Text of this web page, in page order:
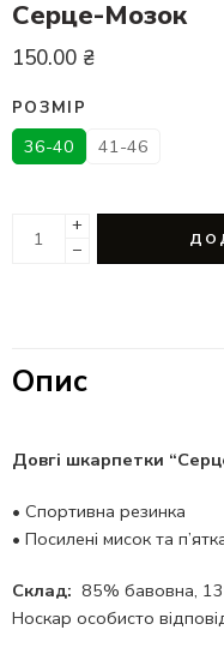
Серце-Мозок
150.00 ₴
РОЗМІР
36-40 41-46
+
−
Опис
Довгі шкарпетки
• Спортивна резинка
• Посилені мисок та
Склад: 85% бавовна,
Носкар особисто